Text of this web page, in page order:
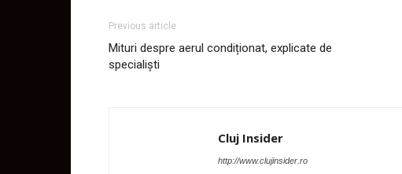
Previous article
Mituri despre aerul condiționat, explicate de
specialiști
Cluj Insider
http://www.clujinsider.ro